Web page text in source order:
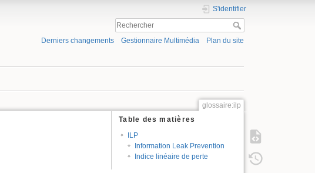
S'identifier
Derniers changements Gestionnaire Multimédia Plan du site
glossaire:ilp
Table des matières
ILP
Information Leak Prevention
Indice linéaire de perte